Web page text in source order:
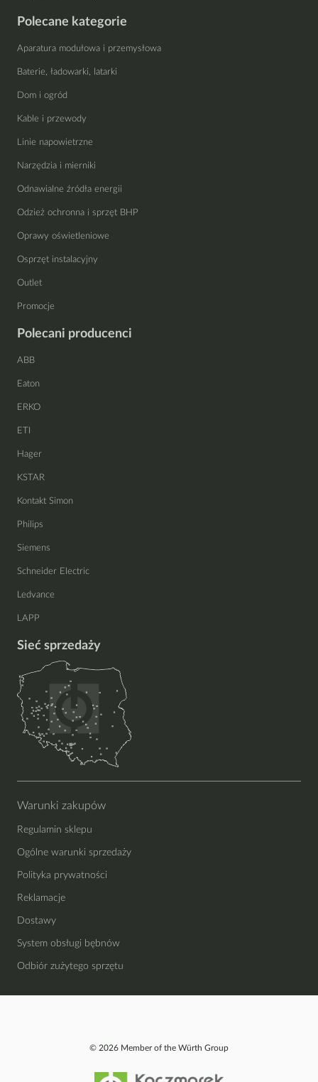
Polecane kategorie
Aparatura modułowa i przemysłowa
Baterie, ładowarki, latarki
Dom i ogród
Kable i przewody
Linie napowietrzne
Narzędzia i mierniki
Odnawialne źródła energii
Odzież ochronna i sprzęt BHP
Oprawy oświetleniowe
Osprzęt instalacyjny
Outlet
Promocje
Polecani producenci
ABB
Eaton
ERKO
ETI
Hager
KSTAR
Kontakt Simon
Philips
Siemens
Schneider Electric
Ledvance
LAPP
Sieć sprzedaży
Warunki zakupów
Regulamin sklepu
Ogólne warunki sprzedaży
Polityka prywatności
Reklamacje
Dostawy
System obsługi bębnów
Odbiór zużytego sprzętu
© 2026 Member of the Würth Group